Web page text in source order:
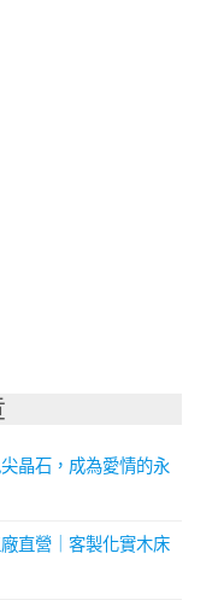
晶石，成為愛情的永
直營｜客製化實木床